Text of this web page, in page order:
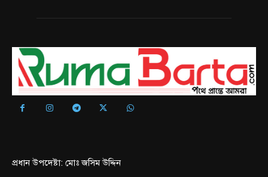
প্রধান উপদেষ্টা: মোঃ জসিম উদ্দিন